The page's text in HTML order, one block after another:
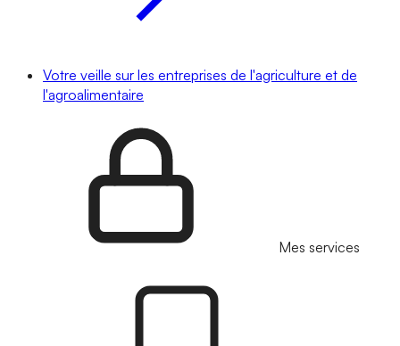
Votre veille sur les entreprises de l'agriculture et de
l'agroalimentaire
Mes services